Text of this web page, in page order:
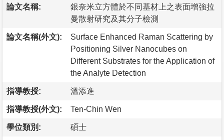
論文名稱:
銀奈米立方體於不同基材上之表面增強拉
曼散射研究及其分子檢測
論文名稱(外文):
Surface Enhanced Raman Scattering by
Positioning Silver Nanocubes on
Different Substrates for the Application of
the Analyte Detection
指導教授: 溫添進
指導教授(外文): Ten-Chin Wen
學位類別: 碩士